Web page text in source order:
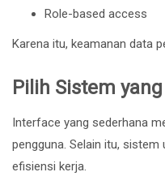
Role-based access
Karena itu, keamanan data
Pilih Sistem
Interface yang sederhana
pengguna. Selain itu,
efisiensi kerja.